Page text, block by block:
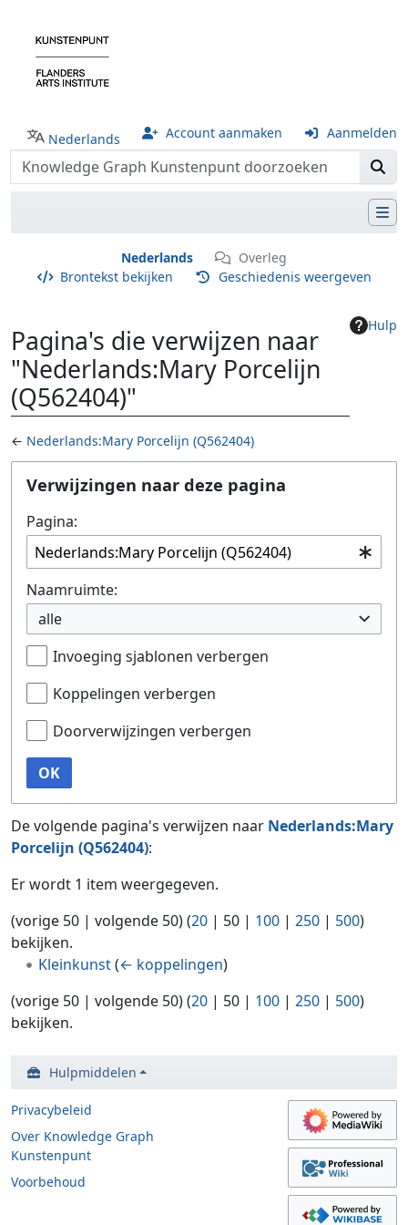
Nederlands Account aanmaken Aanmelden
Nederlands
Overleg
Brontekst bekijken
Geschiedenis weergeven
Hulp
Pagina's die verwijzen naar
"Nederlands:Mary Porcelijn
(Q562404)"
← Nederlands:Mary Porcelijn (Q562404)
Ga naar:navigatie,zoeken
Verwijzingen naar deze pagina
Pagina:
Naamruimte:
alle
Invoeging sjablonen verbergen
Koppelingen verbergen
Doorverwijzingen verbergen
OK
De volgende pagina's verwijzen naar Nederlands:Mary
Porcelijn (Q562404):
Er wordt 1 item weergegeven.
(vorige 50 | volgende 50) (20 | 50 | 100 | 250 | 500)
bekijken.
Kleinkunst(← koppelingen)
(vorige 50 | volgende 50) (20 | 50 | 100 | 250 | 500)
bekijken.
Hulpmiddelen
Privacybeleid
Over Knowledge Graph
Kunstenpunt
Voorbehoud